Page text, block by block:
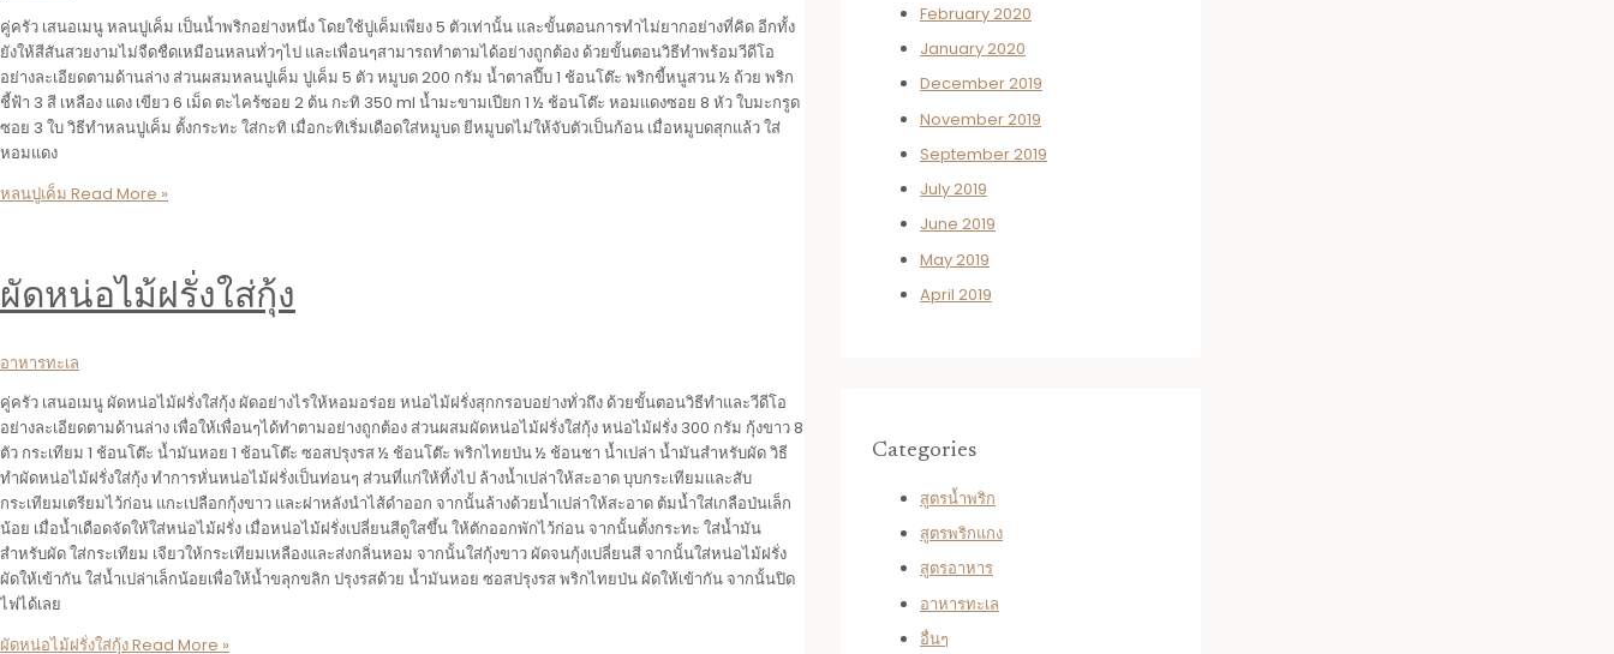
คู่ครัว เสนอเมนู หลนปูเค็ม เป็นน้ำพริกอย่างหนึ่ง โดยใช้ปูเค็มเพียง 5 ตัวเท่านั้น และขั้นตอนการทำไม่ยากอย่างที่คิด อีกทั้ง
ยังให้สีสันสวยงามไม่จืดชืดเหมือนหลนทั่วๆไป และเพื่อนๆสามารถทำตามได้อย่างถูกต้อง ด้วยขั้นตอนวิธีทำพร้อมวีดีโอ
อย่างละเอียดตามด้านล่าง ส่วนผสมหลนปูเค็ม ปูเค็ม 5 ตัว หมูบด 200 กรัม น้ำตาลปี๊บ 1 ช้อนโต๊ะ พริกขี้หนูสวน ½ ถ้วย พริก
ชี้ฟ้า 3 สี เหลือง แดง เขียว 6 เม็ด ตะไคร้ซอย 2 ต้น กะทิ 350 ml น้ำมะขามเปียก 1 ½ ช้อนโต๊ะ หอมแดงซอย 8 หัว ใบมะกรูด
ซอย 3 ใบ วิธีทำหลนปูเค็ม ตั้งกระทะ ใส่กะทิ เมื่อกะทิเริ่มเดือดใส่หมูบด ยีหมูบดไม่ให้จับตัวเป็นก้อน เมื่อหมูบดสุกแล้ว ใส่
หอมแดง
หลนปูเค็ม Read More »
ผัดหน่อไม้ฝรั่งใส่กุ้ง
อาหารทะเล
คู่ครัว เสนอเมนู ผัดหน่อไม้ฝรั่งใส่กุ้ง ผัดอย่างไรให้หอมอร่อย หน่อไม้ฝรั่งสุกกรอบอย่างทั่วถึง ด้วยขั้นตอนวิธีทำและวีดีโอ
อย่างละเอียดตามด้านล่าง เพื่อให้เพื่อนๆได้ทำตามอย่างถูกต้อง ส่วนผสมผัดหน่อไม้ฝรั่งใส่กุ้ง หน่อไม้ฝรั่ง 300 กรัม กุ้งขาว 8
ตัว กระเทียม 1 ช้อนโต๊ะ น้ำมันหอย 1 ช้อนโต๊ะ ซอสปรุงรส ½ ช้อนโต๊ะ พริกไทยป่น ½ ช้อนชา น้ำเปล่า น้ำมันสำหรับผัด วิธี
ทำผัดหน่อไม้ฝรั่งใส่กุ้ง ทำการหั่นหน่อไม้ฝรั่งเป็นท่อนๆ ส่วนที่แก่ให้ทิ้งไป ล้างน้ำเปล่าให้สะอาด บุบกระเทียมและสับ
กระเทียมเตรียมไว้ก่อน แกะเปลือกกุ้งขาว และผ่าหลังนำไส้ดำออก จากนั้นล้างด้วยน้ำเปล่าให้สะอาด ต้มน้ำใส่เกลือป่นเล็ก
น้อย เมื่อน้ำเดือดจัดให้ใส่หน่อไม้ฝรั่ง เมื่อหน่อไม้ฝรั่งเปลี่ยนสีดูใสขึ้น ให้ตักออกพักไว้ก่อน จากนั้นตั้งกระทะ ใส่น้ำมัน
สำหรับผัด ใส่กระเทียม เจียวให้กระเทียมเหลืองและส่งกลิ่นหอม จากนั้นใส่กุ้งขาว ผัดจนกุ้งเปลี่ยนสี จากนั้นใส่หน่อไม้ฝรั่ง
ผัดให้เข้ากัน ใส่น้ำเปล่าเล็กน้อยเพื่อให้น้ำขลุกขลิก ปรุงรสด้วย น้ำมันหอย ซอสปรุงรส พริกไทยป่น ผัดให้เข้ากัน จากนั้นปิด
ไฟได้เลย
ผัดหน่อไม้ฝรั่งใส่กุ้งRead More »
February 2020
January 2020
December 2019
November 2019
September 2019
July 2019
June 2019
May 2019
April 2019
Categories
สูตรน้ำพริก
สูตรพริกแกง
สูตรอาหาร
อาหารทะเล
อื่นๆ